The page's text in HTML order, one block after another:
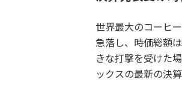
世界最大のコーヒ
急落し、時価総額
きな打撃を受けた
ックスの最新の決